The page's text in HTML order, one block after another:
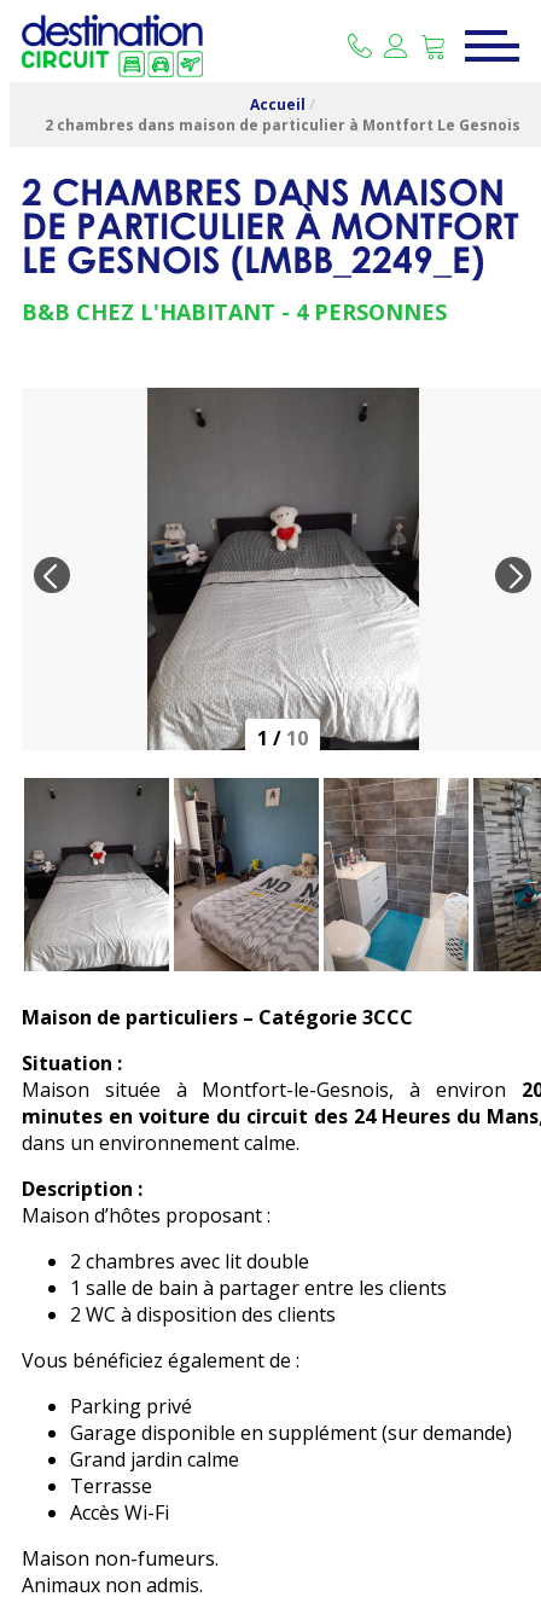
Accueil /
2 chambres dans maison de particulier à Montfort Le Gesnois
2 CHAMBRES DANS MAISON
DE PARTICULIER À MONTFORT
LE GESNOIS (LMBB_2249_E)
B&B CHEZ L'HABITANT 4 PERSONNES
1 / 10
Maison de particuliers – Catégorie 3CCC
Situation :
Maison située à Montfort-le-Gesnois, à environ
minutes en voiture du circuit des 24 Heures du Mans
dans un environnement calme.
Description :
Maison d’hôtes proposant :
2 chambres avec lit double
1 salle de bain à partager entre les clients
2 WC à disposition des clients
Vous bénéficiez également de :
Parking privé
Garage disponible en supplément (sur demande)
Grand jardin calme
Terrasse
Accès Wi-Fi
Maison non-fumeurs.
Animaux non admis.